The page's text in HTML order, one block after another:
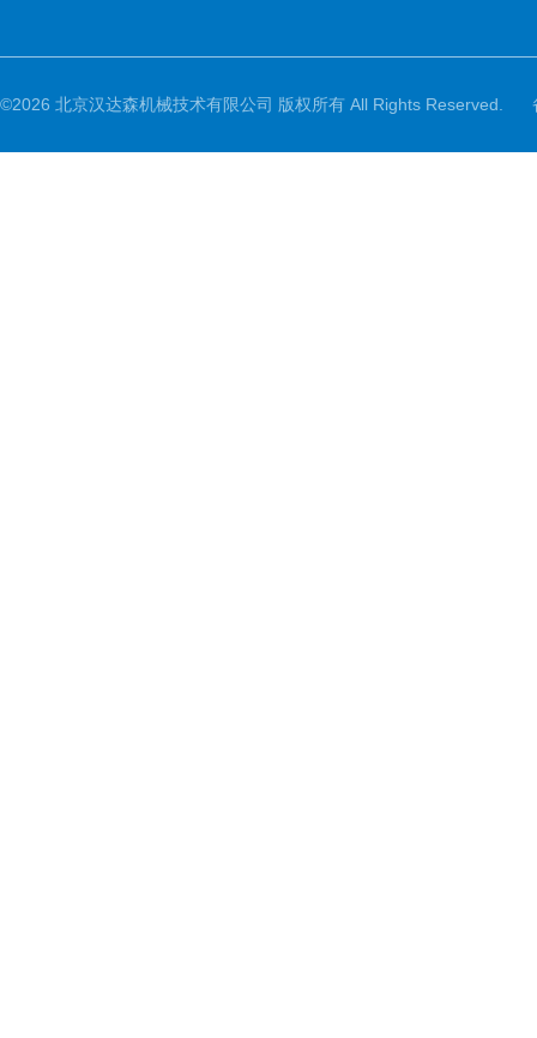
©2026 北京汉达森机械技术有限公司 版权所有 All Rights Reserved.